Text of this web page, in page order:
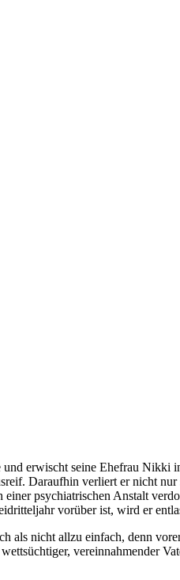
erwischt seine Ehefrau Nikki
Daraufhin verliert er nicht
psychiatrischen Anstalt
vorüber ist, wird er
nicht allzu einfach, denn
vereinnahmender